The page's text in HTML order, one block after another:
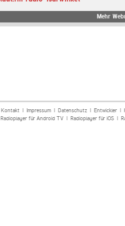
Mehr
Kontakt| Impressum| Datenschutz| Entwickler|
Radioplayer für Android TV| Radioplayer für iOS|